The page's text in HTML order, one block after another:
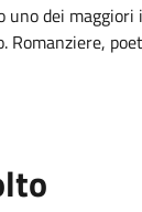
uno dei
Romanziere,